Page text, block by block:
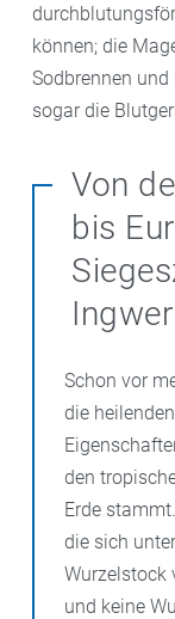
können; die
Sodbrennen
sogar die
Von
bis
Ingwer
Schon vor
die
den
Erde
die sich
Wurzelstock
und keine